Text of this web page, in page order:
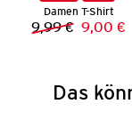
Damen T-Shirt
9,99 € Neuer
9,00 €
Das